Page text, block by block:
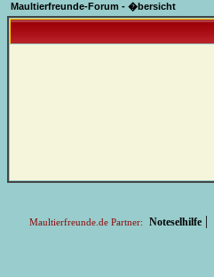
Maultierfreunde-Forum - �bersicht
Maultierfreunde.de Partner: Noteselhilfe |